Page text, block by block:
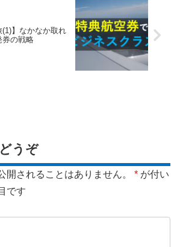
(1)】なかなか取れ
券の戦略
うぞ
開されることはありません。 * が付い
です